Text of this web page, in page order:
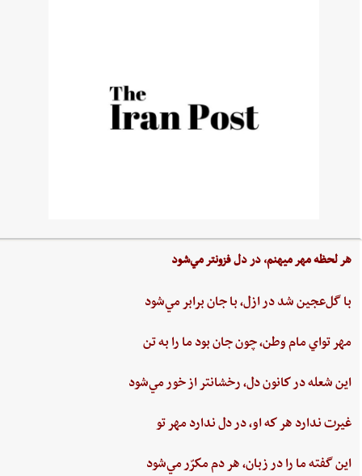
هر لحظه‌ مهر ميهنم،‌ در دل‌ فزونتر مي‌شود
با گل‌عجين‌ شد در ازل،‌ با جان‌ برابر مي‌شود
مهر تواي ‌مام ‌وطن،‌ چون‌ جان‌ بود ما را به‌ تن
اين ‌شعله ‌در كانون ‌دل، ‌رخشانتر از خور مي‌شود
غيرت‌ ندارد هر كه او، در دل‌ ندارد مهر تو
اين‌ گفته‌ ما را در زبان، هر دم‌ مكرّر مي‌شود